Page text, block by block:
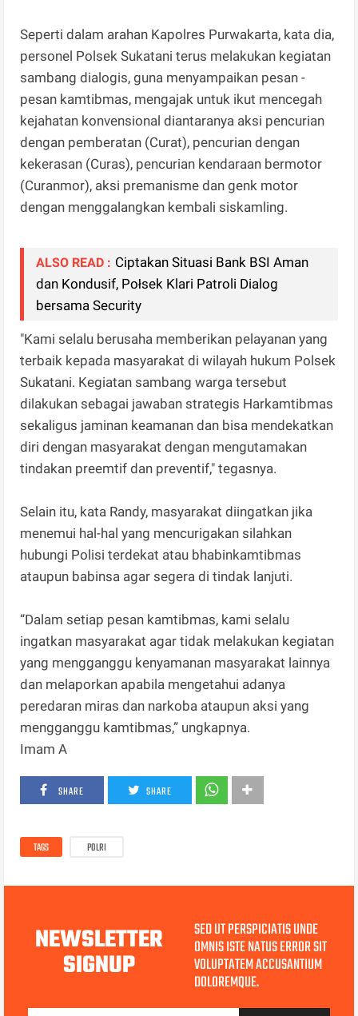
Seperti dalam arahan Kapolres Purwakarta, kata dia,
personel Polsek Sukatani terus melakukan kegiatan
sambang dialogis, guna menyampaikan pesan -
pesan kamtibmas, mengajak untuk ikut mencegah
kejahatan konvensional diantaranya aksi pencurian
dengan pemberatan (Curat), pencurian dengan
kekerasan (Curas), pencurian kendaraan bermotor
(Curanmor), aksi premanisme dan genk motor
dengan menggalangkan kembali siskamling.
ALSO READ : Ciptakan Situasi Bank BSI Aman
dan Kondusif, Połsek Klari Patroli Dialog
bersama Security
"Kami selalu berusaha memberikan pelayanan yang
terbaik kepada masyarakat di wilayah hukum Polsek
Sukatani. Kegiatan sambang warga tersebut
dilakukan sebagai jawaban strategis Harkamtibmas
sekaligus jaminan keamanan dan bisa mendekatkan
diri dengan masyarakat dengan mengutamakan
tindakan preemtif dan preventif," tegasnya.
Selain itu, kata Randy, masyarakat diingatkan jika
menemui hal-hal yang mencurigakan silahkan
hubungi Polisi terdekat atau bhabinkamtibmas
ataupun babinsa agar segera di tindak lanjuti.
“Dalam setiap pesan kamtibmas, kami selalu
ingatkan masyarakat agar tidak melakukan kegiatan
yang mengganggu kenyamanan masyarakat lainnya
dan melaporkan apabila mengetahui adanya
peredaran miras dan narkoba ataupun aksi yang
mengganggu kamtibmas,” ungkapnya.
Imam A
SHARE SHARE
TAGS POLRI
NEWSLETTER
SIGNUP
SED UT PERSPICIATIS UNDE
OMNIS ISTE NATUS ERROR SIT
VOLUPTATEM ACCUSANTIUM
DOLOREMQUE.